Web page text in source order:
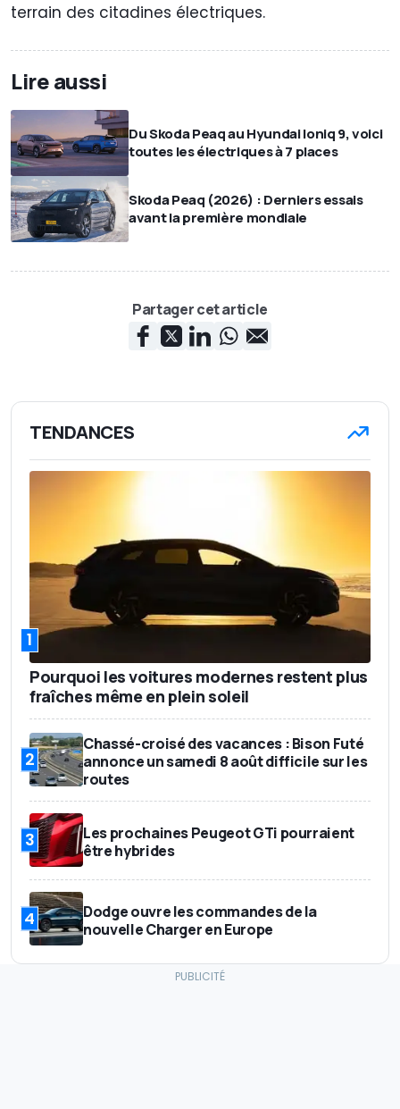
terrain des citadines électriques.
Lire aussi
Du Skoda Peaq au Hyundai Ioniq 9, voici
toutes les électriques à 7 places
Skoda Peaq (2026) : Derniers essais
avant la première mondiale
Partager cet article
TENDANCES
1
Pourquoi les voitures modernes restent plus
fraîches même en plein soleil
2
Chassé-croisé des vacances : Bison Futé
annonce un samedi 8 août difficile sur les
routes
3
Les prochaines Peugeot GTi pourraient
être hybrides
4
Dodge ouvre les commandes de la
nouvelle Charger en Europe